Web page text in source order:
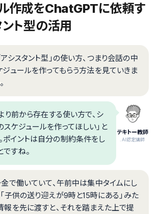
作成をChatGPTに依頼す
ント型の活用
アシスタント型」の使い方、つまり会話の中
ジュールを作ってもらう方法を見ていきま
テキトー教師
.AI認定講師
り前から存在する使い方で、シ
スケジュールを作ってほしい」と
ポイントは自分の制約条件をし
ですね。
金で働いていて、午前中は集中タイムにし
「子供の送り迎えが9時と15時にある」みた
報を先に渡すと、それを踏まえた上で提